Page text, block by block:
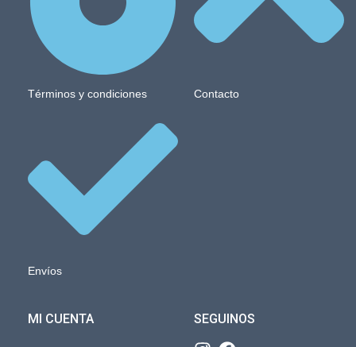
Términos y condiciones
Envíos
Contacto
MI CUENTA SEGUINOS